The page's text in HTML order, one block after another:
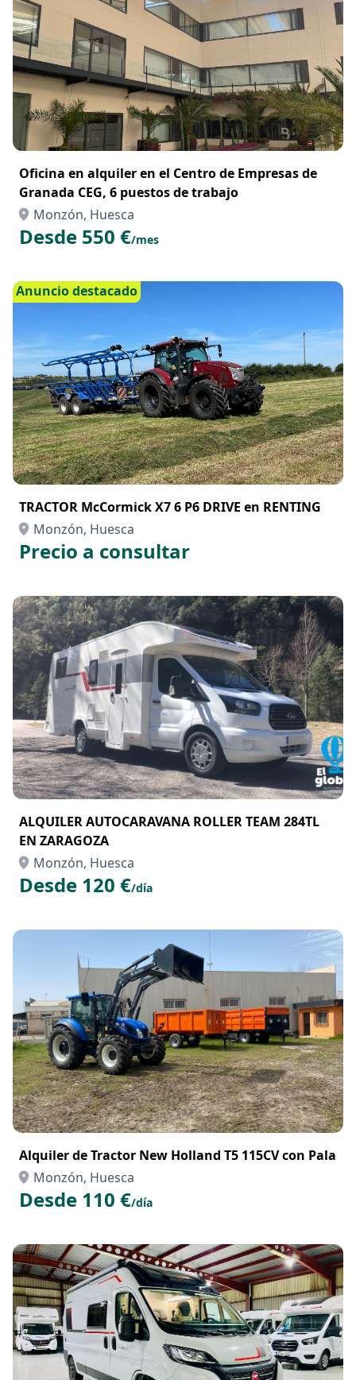
Oficina en alquiler en el Centro de Empresas de
Granada CEG, 6 puestos de trabajo
Monzón, Huesca
Desde 550 €/mes
Anuncio destacado
TRACTOR McCormick X7 6 P6 DRIVE en RENTING
Monzón, Huesca
Precio a consultar
ALQUILER AUTOCARAVANA ROLLER TEAM 284TL
EN ZARAGOZA
Monzón, Huesca
Desde 120 €/día
Alquiler de Tractor New Holland T5 115CV con Pala
Monzón, Huesca
Desde 110 €/día